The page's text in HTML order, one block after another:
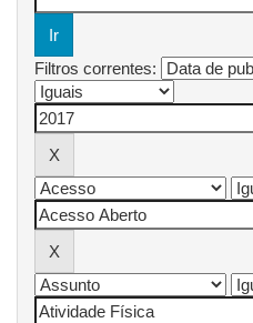
Filtros correntes: